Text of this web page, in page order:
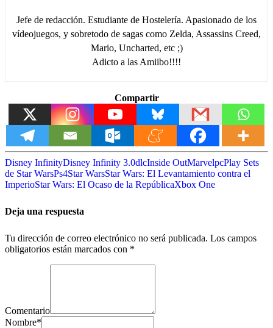
Jefe de redacción. Estudiante de Hostelería. Apasionado de los
vídeojuegos, y sobretodo de sagas como Zelda, Assassins Creed,
Mario, Uncharted, etc ;)
Adicto a las Amiibo!!!!
Compartir
Disney InfinityDisney Infinity 3.0dlcInside OutMarvelpcPlay Sets
de Star WarsPs4Star WarsStar Wars: El Levantamiento contra el
ImperioStar Wars: El Ocaso de la RepúblicaXbox One
Deja una respuesta
Tu dirección de correo electrónico no será publicada. Los campos
obligatorios están marcados con *
Comentario
Nombre*